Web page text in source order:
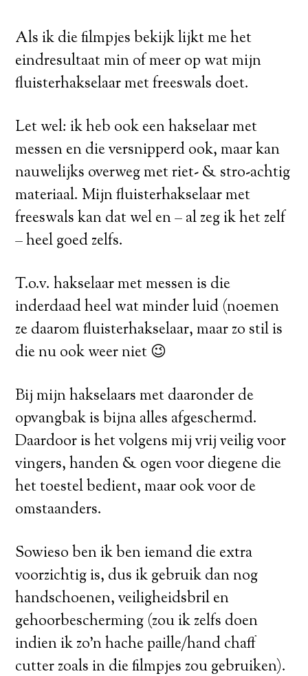
Als ik die filmpjes bekijk lijkt me het
eindresultaat min of meer op wat mijn
fluisterhakselaar met freeswals doet.
Let wel: ik heb ook een hakselaar met
messen en die versnipperd ook, maar kan
nauwelijks overweg met riet- & stro-achtig
materiaal. Mijn fluisterhakselaar met
freeswals kan dat wel en – al zeg ik het zelf
– heel goed zelfs.
T.o.v. hakselaar met messen is die
inderdaad heel wat minder luid (noemen
ze daarom fluisterhakselaar, maar zo stil is
die nu ook weer niet 😉
Bij mijn hakselaars met daaronder de
opvangbak is bijna alles afgeschermd.
Daardoor is het volgens mij vrij veilig voor
vingers, handen & ogen voor diegene die
het toestel bedient, maar ook voor de
omstaanders.
Sowieso ben ik ben iemand die extra
voorzichtig is, dus ik gebruik dan nog
handschoenen, veiligheidsbril en
gehoorbescherming (zou ik zelfs doen
indien ik zo’n hache paille/hand chaff
cutter zoals in die filmpjes zou gebruiken).